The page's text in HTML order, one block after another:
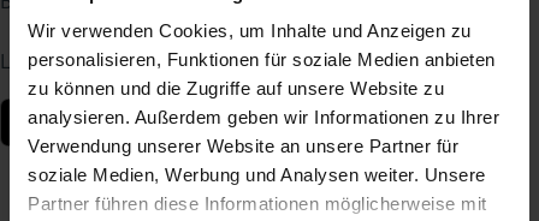
Wir verwenden Cookies, um Inhalte und Anzeigen zu
personalisieren, Funktionen für soziale Medien anbieten
zu können und die Zugriffe auf unsere Website zu
analysieren. Außerdem geben wir Informationen zu Ihrer
Verwendung unserer Website an unsere Partner für
soziale Medien, Werbung und Analysen weiter. Unsere
Partner führen diese Informationen möglicherweise mit
Laden Sie die App kostenlos herunter: